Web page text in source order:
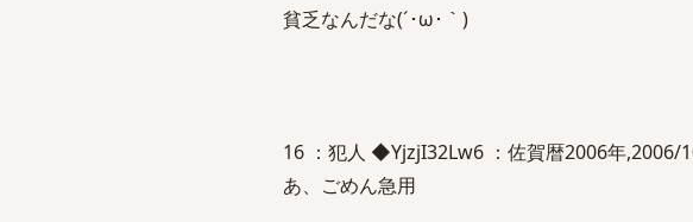
貧乏なんだな(´･ω･｀)
16 ：犯人 ◆YjzjI32Lw6 ：佐賀暦2006年,2006/
あ、ごめん急用